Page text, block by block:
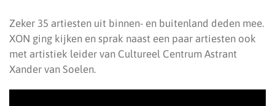
Zeker 35 artiesten uit binnen- en buitenland deden mee.
XON ging kijken en sprak naast een paar artiesten ook
met artistiek leider van Cultureel Centrum Astrant
Xander van Soelen.